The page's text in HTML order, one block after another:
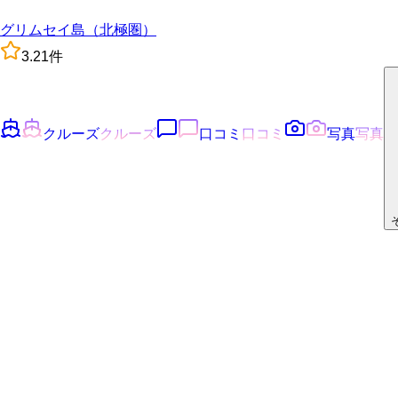
グリムセイ島（北極圏）
3.21件
クルーズクルーズ 口コミ 口コミ 写真写真